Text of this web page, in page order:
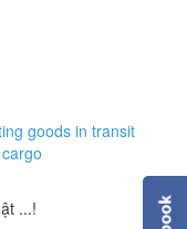
goods in transit
...!